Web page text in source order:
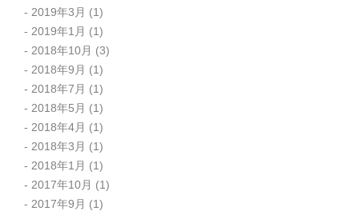
2019年3月 (1)
2019年1月 (1)
2018年10月 (3)
2018年9月 (1)
2018年7月 (1)
2018年5月 (1)
2018年4月 (1)
2018年3月 (1)
2018年1月 (1)
2017年10月 (1)
2017年9月 (1)